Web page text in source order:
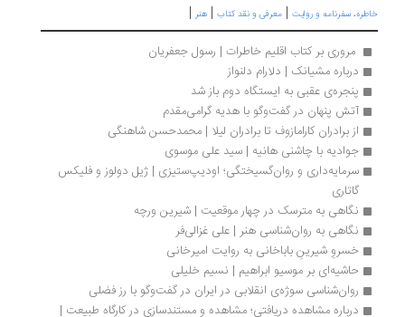
سفرنامه‌ و روایت|معرفی و نقد کتاب|هنر|
مروری بر کتاب اقلیم خاطرات | رسول جعفریان
درباره مشیانک | دلارام دلنواز
پنجره‌‎ی عقبی به ایستگاه دوم باز شد
آتش پنهان در گفت‌وگو با هدیه گرامی‌مقدم
از برادران کارامازوف تا برادران لیلا | محمدحسن شاهنگی
جوادیه با چاشنی هانیه | سید علی موسوی
سرمایه‌داری و روان‌گسیختگی؛ اودیپ‌ستیزی | ژیل دولوز و فلیکس
نگاهی به مترسک در چهار موقعیت | شیرین ورچه
نگاهی به روان‌شناسی هنر | علی غزالی‌فر
خسروِ شیرینِ باباخانی به روایت امیرخانی
حاشیه‌ای بر موسیو ابراهیم | نسیم خلیلی
روان‌شناسی سوژه‌ی انقلابی در ایران در گفت‌وگو با رز فضلی
درباره مشاهده دریافتی؛ مشاهده و مستندسازی در کارگاه طبیعت |